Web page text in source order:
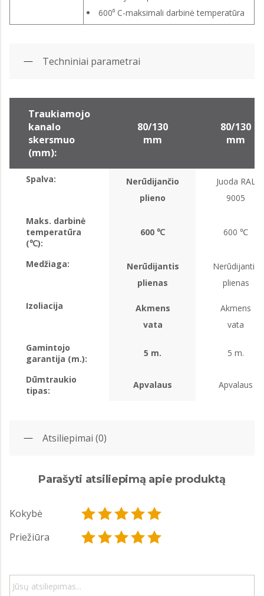
600⁰ C-maksimali darbinė temperatūra
Techniniai parametrai
Traukiamojo
kanalo
skersmuo
(mm):
80/130
mm
80/130
mm
Spalva:
Nerūdijančio
plieno
Juoda RAL
9005
Maks. darbinė
temperatūra
(℃):
600 ℃ 600 ℃
Medžiaga:
Nerūdijantis
plienas
Nerūdijantis
plienas
Izoliacija
Akmens
vata
Akmens
vata
Gamintojo
garantija (m.):
5 m. 5 m.
Dūmtraukio
tipas:
Apvalaus Apvalaus
Atsiliepimai (0)
Parašyti atsiliepimą apie produktą
Kokybė
Priežiūra